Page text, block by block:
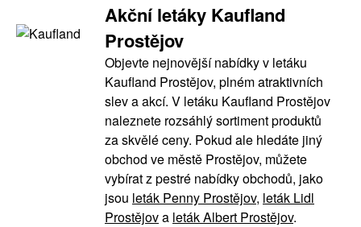
Akční letáky Kaufland
Prostějov
Objevte nejnovější nabídky v letáku
Kaufland Prostějov, plném atraktivních
slev a akcí. V letáku Kaufland Prostějov
naleznete rozsáhlý sortiment produktů
za skvělé ceny. Pokud ale hledáte jiný
obchod ve městě Prostějov, můžete
vybírat z pestré nabídky obchodů, jako
jsou leták Penny Prostějov, leták Lidl
Prostějova leták Albert Prostějov.